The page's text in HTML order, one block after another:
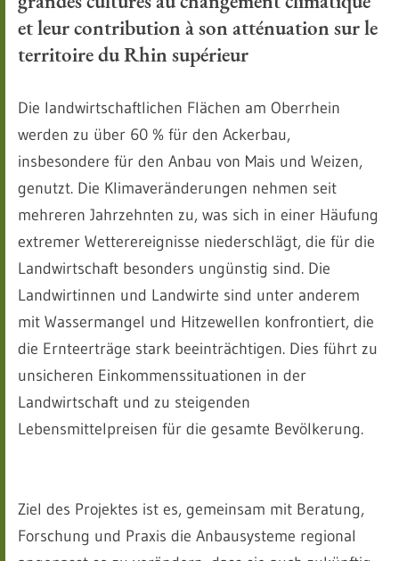
et leur contribution à son atténuation sur le
territoire du Rhin supérieur
Die landwirtschaftlichen Flächen am Oberrhein
werden zu über 60 % für den Ackerbau,
insbesondere für den Anbau von Mais und Weizen,
genutzt. Die Klimaveränderungen nehmen seit
mehreren Jahrzehnten zu, was sich in einer Häufung
extremer Wetterereignisse niederschlägt, die für die
Landwirtschaft besonders ungünstig sind. Die
Landwirtinnen und Landwirte sind unter anderem
mit Wassermangel und Hitzewellen konfrontiert, die
die Ernteerträge stark beeinträchtigen. Dies führt zu
unsicheren Einkommenssituationen in der
Landwirtschaft und zu steigenden
Lebensmittelpreisen für die gesamte Bevölkerung.
Ziel des Projektes ist es, gemeinsam mit Beratung,
Forschung und Praxis die Anbausysteme regional